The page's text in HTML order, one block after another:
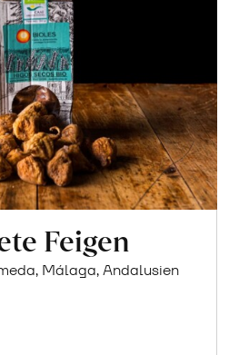
Feigen
Málaga, Andalusien